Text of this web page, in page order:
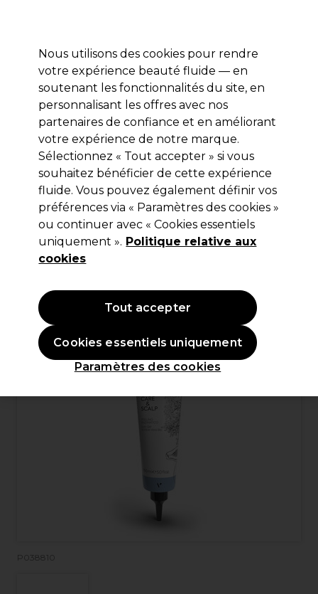
Se connecter
Marques Bons plans Coiffure Electro et Matériel
Livraison et délais
lire la suite
Vitality's
Vitality's Care & Scalp Peeling
Enzymatique 150ml
(0)
15,75 €Hors TVA
P038810
Nous utilisons des cookies pour rendre
votre expérience beauté fluide — en
soutenant les fonctionnalités du site, en
personnalisant les offres avec nos
partenaires de confiance et en améliorant
votre expérience de notre marque.
Sélectionnez « Tout accepter » si vous
souhaitez bénéficier de cette expérience
fluide. Vous pouvez également définir vos
préférences via « Paramètres des cookies »
ou continuer avec « Cookies essentiels
uniquement ». Politique relative aux
cookies
Paramètres des cookies
Cookies essentiels uniquement
Tout accepter